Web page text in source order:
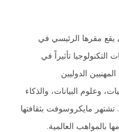
مقرها الرئيسي في
تأثيراً في
الدوليين
وعلوم البيانات، والذكاء
تشتهر مايكروسوفت بثقافتها
بالمواهب العالمية.